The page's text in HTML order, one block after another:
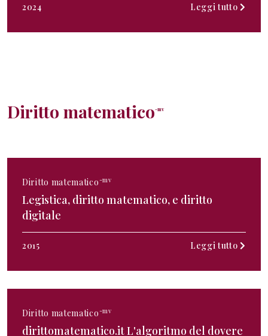
2024 Leggi tutto
Diritto matematico-mv
Diritto matematico-mv
Legistica, diritto matematico, e diritto
digitale
2015 Leggi tutto
Diritto matematico-mv
dirittomatematico.it L'algoritmo del dovere